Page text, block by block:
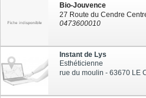
Bio-Jouvence
0473600010
Instant de Lys
Esthéticienne
rue du moulin - 63670 LE